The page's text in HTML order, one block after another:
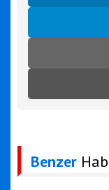
Benzer